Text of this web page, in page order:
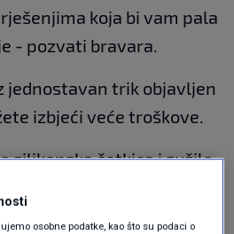
koja bi vam pala
- pozvati bravara.
jednostavan trik objavljen
izbjeći veće troškove.
silikonska četkica i sušilo
osobne podatke, kao što su podaci o